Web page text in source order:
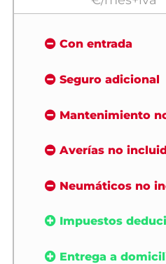
Con entrada
Seguro adicional
Mantenimiento
Averías no
Neumáticos no
Impuestos
Entrega a